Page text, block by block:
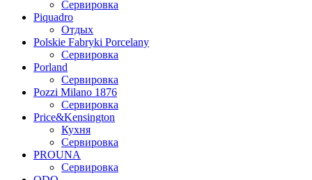
Сервировка
Piquadro
Отдых
Polskie Fabryki Porcelany
Сервировка
Porland
Сервировка
Pozzi Milano 1876
Сервировка
Price&Kensington
Кухня
Сервировка
PROUNA
Сервировка